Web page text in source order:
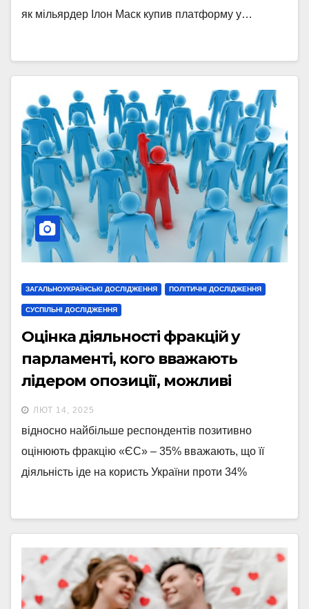
як мільярдер Ілон Маск купив платформу у…
ЗАГАЛЬНОУКРАЇНСЬКІ ДОСЛІДЖЕННЯ ПОЛІТИЧНІ ДОСЛІДЖЕННЯ
СУСПІЛЬНІ ДОСЛІДЖЕННЯ
Оцінка діяльності фракцій у
парламенті, кого вважають
лідером опозиції, можливі
санкції проти П. Порошенка і
позбавлення мандатів депутатів
від ОПЗЖ
ЛЮТ 14, 2025
відносно найбільше респондентів позитивно
оцінюють фракцію «ЄС» – 35% вважають, що її
діяльність іде на користь України проти 34%